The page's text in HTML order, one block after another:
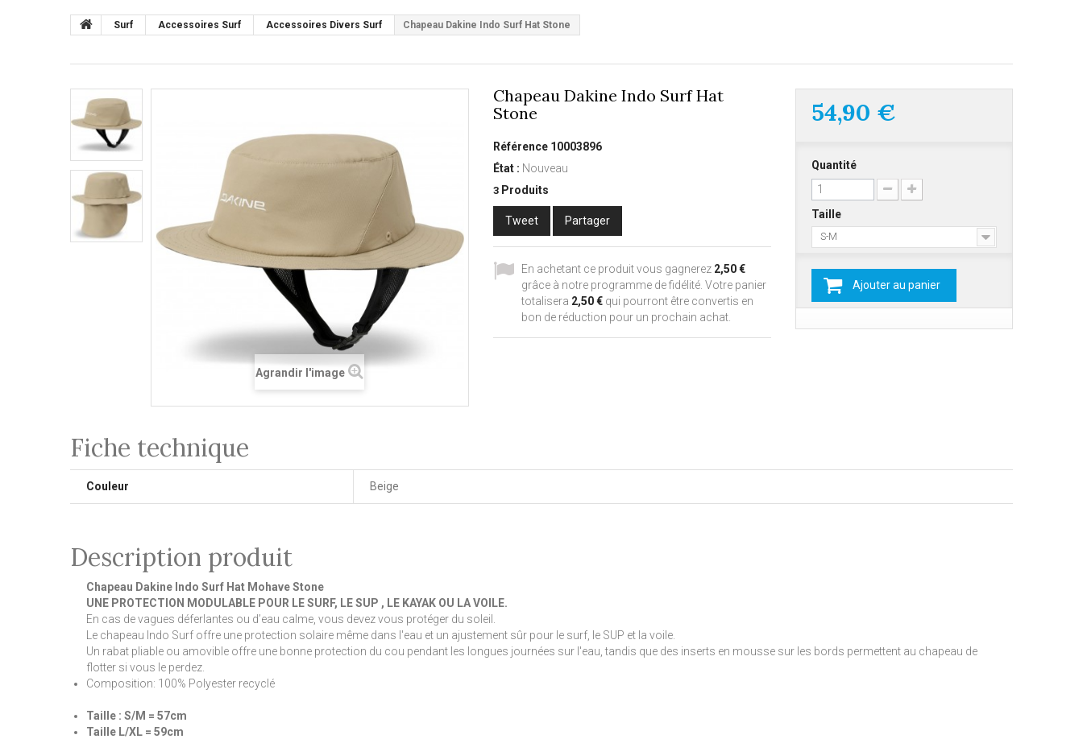
Surf Accessoires Surf Accessoires Divers Surf Chapeau Dakine Indo Surf Hat Stone
Agrandir l'image
Chapeau Dakine Indo Surf Hat
Stone
Référence 10003896
État : Nouveau
3 Produits
Tweet Partager
En achetant ce produit vous gagnerez 2,50 €
grâce à notre programme de fidélité. Votre panier
totalisera 2,50 €qui pourront être convertis en
bon de réduction pour un prochain achat.
54,90 €
Quantité
Taille
S-M
Ajouter au panier
Fiche technique
Couleur Beige
Description produit
Chapeau Dakine Indo Surf Hat Mohave Stone
UNE PROTECTION MODULABLE POUR LE SURF, LE SUP , LE KAYAK OU LA VOILE.
En cas de vagues déferlantes ou d’eau calme, vous devez vous protéger du soleil.
Le chapeau Indo Surf offre une protection solaire même dans l'eau et un ajustement sûr pour le surf, le SUP et la voile.
Un rabat pliable ou amovible offre une bonne protection du cou pendant les longues journées sur l'eau, tandis que des inserts en mousse sur les bords permettent au chapeau de
flotter si vous le perdez.
Composition: 100% Polyester recyclé
Taille : S/M = 57cm
Taille L/XL = 59cm